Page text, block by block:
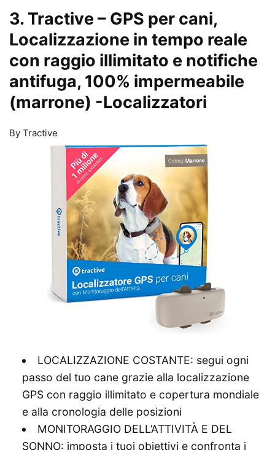
3. Tractive – GPS per cani,
Localizzazione in tempo reale
con raggio illimitato e notifiche
antifuga, 100% impermeabile
(marrone) -Localizzatori
By Tractive
LOCALIZZAZIONE COSTANTE: segui ogni
passo del tuo cane grazie alla localizzazione
GPS con raggio illimitato e copertura mondiale
e alla cronologia delle posizioni
MONITORAGGIO DELL’ATTIVITÀ E DEL
SONNO: imposta i tuoi obiettivi e confronta i